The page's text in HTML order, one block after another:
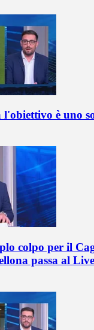
l'obiettivo è uno
colpo per il
passa al